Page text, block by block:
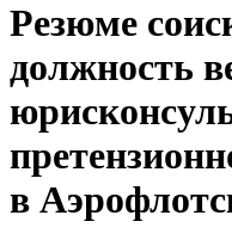
Резюме
должность
в